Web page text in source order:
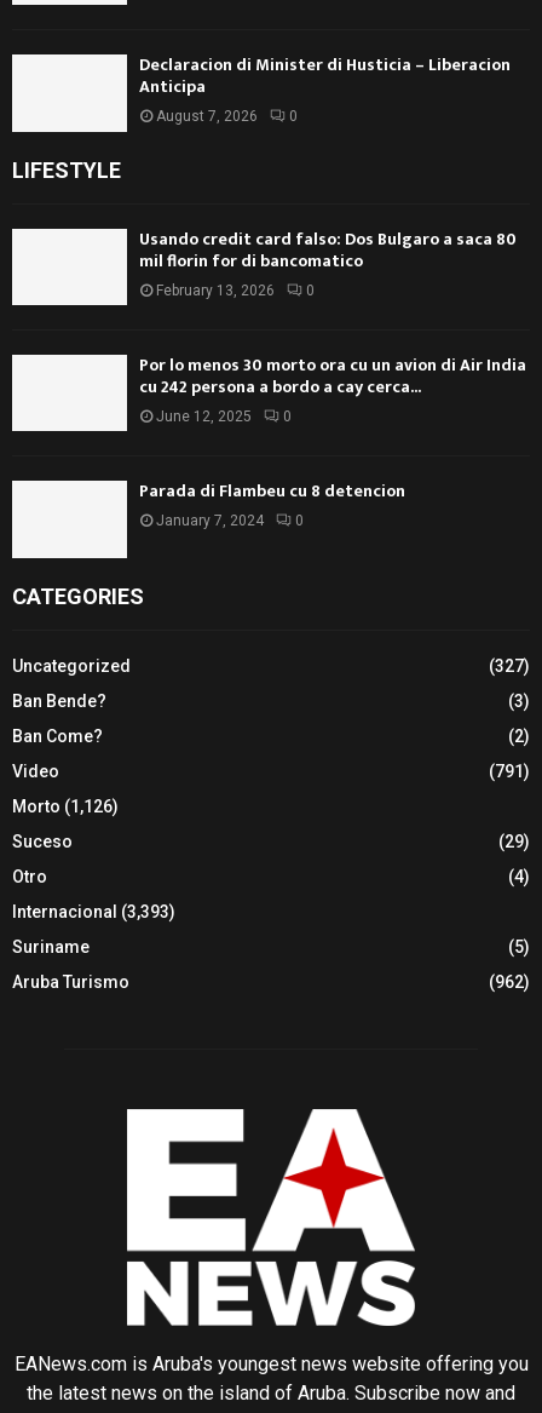
Declaracion di Minister di Husticia – Liberacion
Anticipa
August 7, 2026 0
LIFESTYLE
Usando credit card falso: Dos Bulgaro a saca 80
mil florin for di bancomatico
February 13, 2026 0
Por lo menos 30 morto ora cu un avion di Air India
cu 242 persona a bordo a cay cerca...
June 12, 2025 0
Parada di Flambeu cu 8 detencion
January 7, 2024 0
CATEGORIES
Uncategorized
(327)
Ban Bende?
(3)
Ban Come?
(2)
Video
(791)
Morto (1,126)
Suceso
(29)
Otro
(4)
Internacional (3,393)
Suriname
(5)
Aruba Turismo
(962)
EANews.com is Aruba's youngest news website offering you
the latest news on the island of Aruba. Subscribe now and